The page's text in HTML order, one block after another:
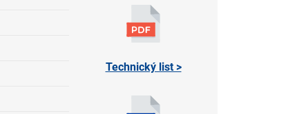
Technický list >